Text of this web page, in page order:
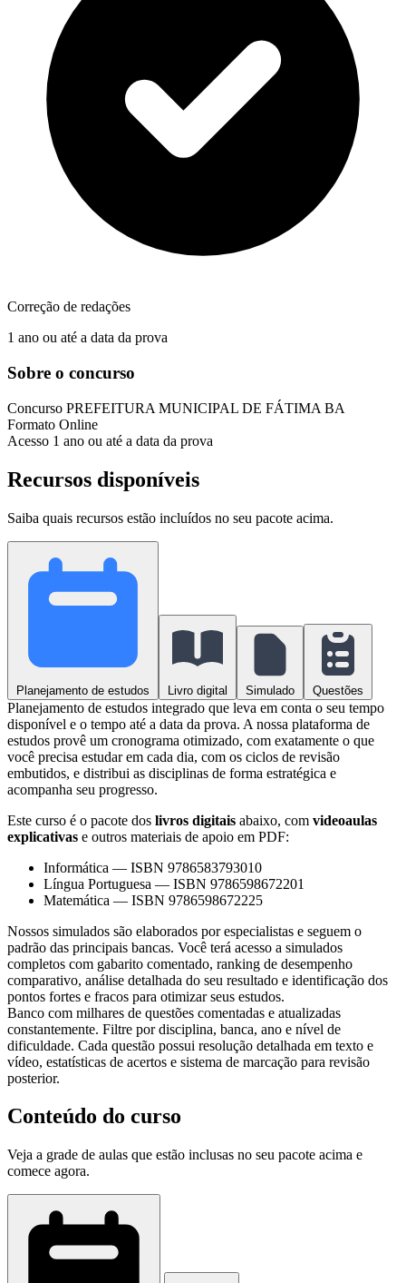
Correção de redações
1 ano ou até a data da prova
Sobre o concurso
Concurso PREFEITURA MUNICIPAL DE FÁTIMA BA
Formato Online
Acesso 1 ano ou até a data da prova
Recursos disponíveis
Saiba quais recursos estão incluídos no seu pacote acima.
Planejamento de estudos Livro digital Simulado Questões
Planejamento de estudos integrado que leva em conta o seu tempo
disponível e o tempo até a data da prova. A nossa plataforma de
estudos provê um cronograma otimizado, com exatamente o que
você precisa estudar em cada dia, com os ciclos de revisão
embutidos, e distribui as disciplinas de forma estratégica e
acompanha seu progresso.
Este curso é o pacote dos livros digitais abaixo, com videoaulas
explicativas e outros materiais de apoio em PDF:
Informática — ISBN 9786583793010
Língua Portuguesa — ISBN 9786598672201
Matemática — ISBN 9786598672225
Nossos simulados são elaborados por especialistas e seguem o
padrão das principais bancas. Você terá acesso a simulados
completos com gabarito comentado, ranking de desempenho
comparativo, análise detalhada do seu resultado e identificação dos
pontos fortes e fracos para otimizar seus estudos.
Banco com milhares de questões comentadas e atualizadas
constantemente. Filtre por disciplina, banca, ano e nível de
dificuldade. Cada questão possui resolução detalhada em texto e
vídeo, estatísticas de acertos e sistema de marcação para revisão
posterior.
Conteúdo do curso
Veja a grade de aulas que estão inclusas no seu pacote acima e
comece agora.